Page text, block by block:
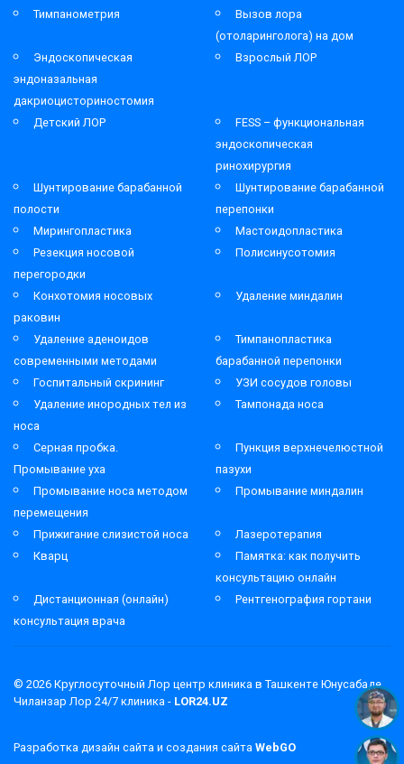
Тимпанометрия
Вызов лора
(отоларинголога) на дом
Эндоскопическая
эндоназальная
дакриоцисториностомия
Взрослый ЛОР
Детский ЛОР
FESS – функциональная
эндоскопическая
ринохирургия
Шунтирование барабанной
полости
Шунтирование барабанной
перепонки
Мирингопластика
Мастоидопластика
Резекция носовой
перегородки
Полисинусотомия
Конхотомия носовых
раковин
Удаление миндалин
Удаление аденоидов
современными методами
Тимпанопластика
барабанной перепонки
Госпитальный скрининг
УЗИ сосудов головы
Удаление инородных тел из
носа
Тампонада носа
Серная пробка.
Промывание уха
Пункция верхнечелюстной
пазухи
Промывание носа методом
перемещения
Промывание миндалин
Прижигание слизистой носа
Лазеротерапия
Кварц
Памятка: как получить
консультацию онлайн
Дистанционная (онлайн)
консультация врача
Рентгенография гортани
© 2026 Круглосуточный Лор центр клиника в Ташкенте Юнусабаде
Чиланзар Лор 24/7 клиника - LOR24.UZ
Разработка дизайн сайта и создания сайта WebGO